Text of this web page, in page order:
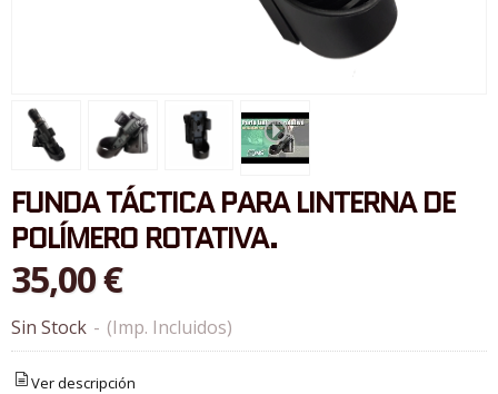
FUNDA TÁCTICA PARA LINTERNA DE
POLÍMERO ROTATIVA.
35,00 €
Sin Stock - (Imp. Incluidos)
Ver descripción